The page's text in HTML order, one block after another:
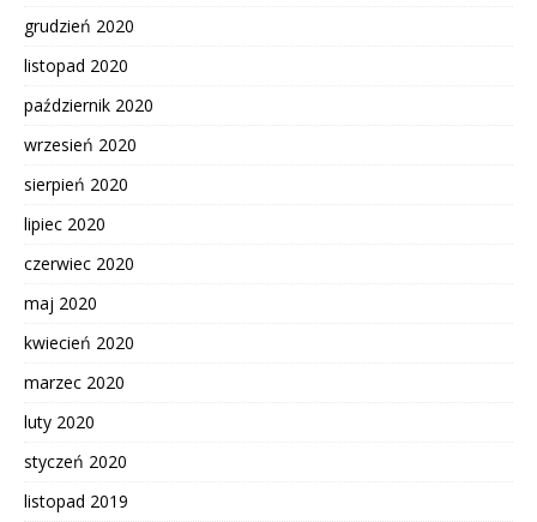
grudzień 2020
listopad 2020
październik 2020
wrzesień 2020
sierpień 2020
lipiec 2020
czerwiec 2020
maj 2020
kwiecień 2020
marzec 2020
luty 2020
styczeń 2020
listopad 2019